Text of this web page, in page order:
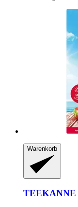
Warenkorb
TEEKANNE